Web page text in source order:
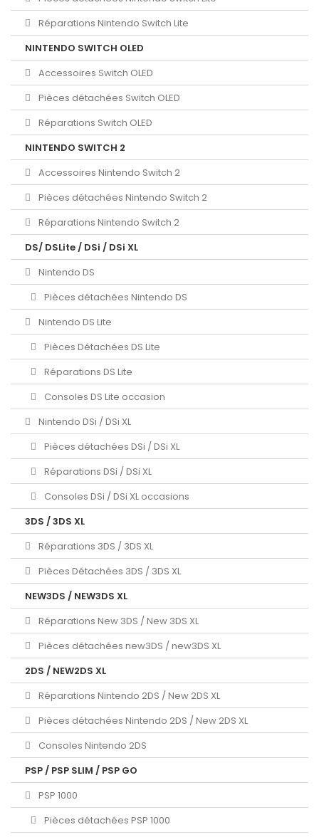
Réparations Nintendo Switch Lite
NINTENDO SWITCH OLED
Accessoires Switch OLED
Pièces détachées Switch OLED
Réparations Switch OLED
NINTENDO SWITCH 2
Accessoires Nintendo Switch 2
Pièces détachées Nintendo Switch 2
Réparations Nintendo Switch 2
DS/ DSLite / DSi / DSi XL
Nintendo DS
Pièces détachées Nintendo DS
Nintendo DS Lite
Pièces Détachées DS Lite
Réparations DS Lite
Consoles DS Lite occasion
Nintendo DSi / DSi XL
Pièces détachées DSi / DSi XL
Réparations DSi / DSi XL
Consoles DSi / DSi XL occasions
3DS / 3DS XL
Réparations 3DS / 3DS XL
Pièces Détachées 3DS / 3DS XL
NEW3DS / NEW3DS XL
Réparations New 3DS / New 3DS XL
Pièces détachées new3DS / new3DS XL
2DS / NEW2DS XL
Réparations Nintendo 2DS / New 2DS XL
Pièces détachées Nintendo 2DS / New 2DS XL
Consoles Nintendo 2DS
PSP / PSP SLIM / PSP GO
PSP 1000
Pièces détachées PSP 1000